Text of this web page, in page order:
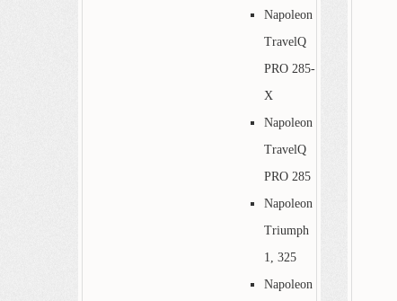
Napoleon
TravelQ
PRO 285-
X
Napoleon
TravelQ
PRO 285
Napoleon
Triumph
1, 325
Napoleon